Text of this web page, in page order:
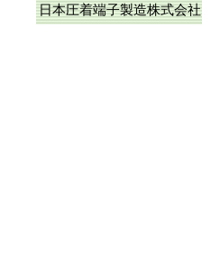
日本圧着端子製造株式会社